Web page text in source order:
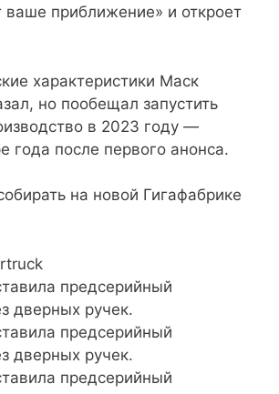
ваше приближение» и откроет
характеристики Маск
но пообещал запустить
в 2023 году —
года после первого анонса.
на новой Гигафабрике